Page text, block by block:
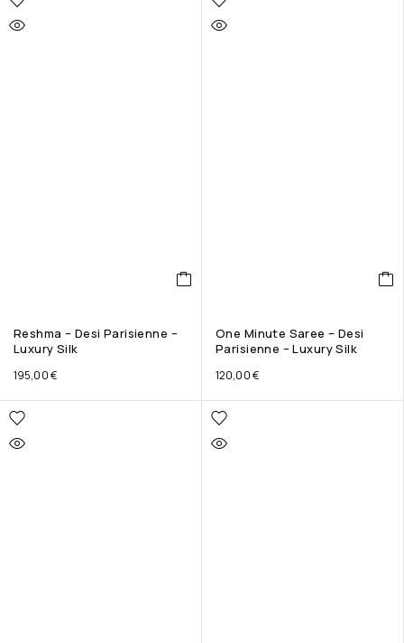
Reshma – Desi Parisienne –
Luxury Silk
195,00€
One Minute Saree – Desi
Parisienne – Luxury Silk
120,00€